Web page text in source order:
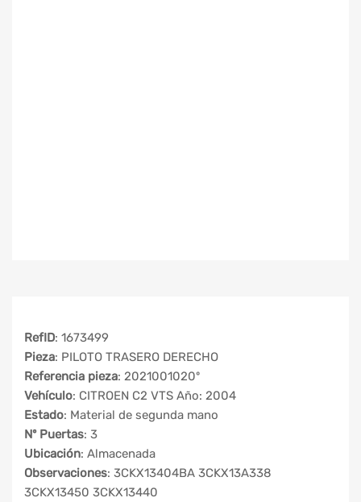
RefID: 1673499
Pieza: PILOTO TRASERO DERECHO
Referencia pieza: 2021001020º
Vehículo: CITROEN C2 VTS Año: 2004
Estado: Material de segunda mano
Nº Puertas: 3
Ubicación: Almacenada
Observaciones: 3CKX13404BA 3CKX13A338
3CKX13450 3CKX13440